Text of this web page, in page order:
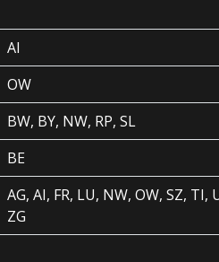
AI
OW
BW, BY, NW, RP, SL
BE
AG, AI, FR, LU, NW, OW, SZ, TI,
ZG